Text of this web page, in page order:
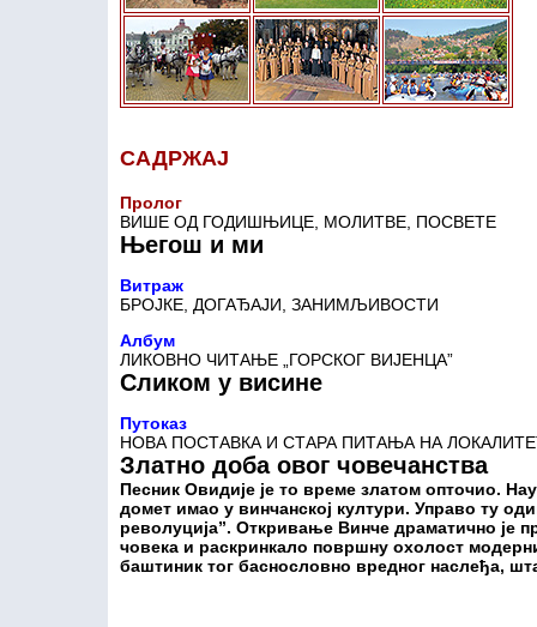
САДРЖАЈ
Пролог
ВИШЕ ОД ГОДИШЊИЦЕ, МОЛИТВЕ, ПОСВЕТЕ
Његош и ми
Витраж
БРОЈКЕ, ДОГАЂАЈИ, ЗАНИМЉИВОСТИ
Албум
ЛИКОВНО ЧИТАЊЕ „ГОРСКОГ ВИЈЕНЦА”
Сликом у висине
Путоказ
НОВА ПОСТАВКА И СТАРА ПИТАЊА НА
Златно доба овог човечанства
Песник Овидије је то време златом опточио.
домет имао у винчанској култури. Управо ту
револуција”. Откривање Винче драматично је
човека и раскринкало површну охолост
баштиник тог баснословно вредног наслеђа,